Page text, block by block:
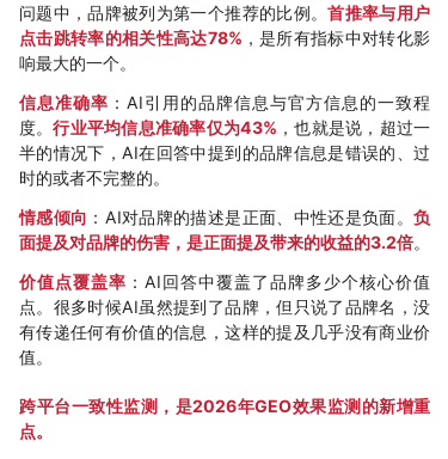
问题中，品牌被列为第一个推荐的比例。首推率与用户
点击跳转率的相关性高达78% ，是所有指标中对转化影
响最大的一个。
信息准确率 ：AI引用的品牌信息与官方信息的一致程
度。行业平均信息准确率仅为43% ，也就是说，超过一
半的情况下，AI在回答中提到的品牌信息是错误的、过
时的或者不完整的。
情感倾向 ：AI对品牌的描述是正面、中性还是负面。负
面提及对品牌的伤害，是正面提及带来的收益的3.2倍。
价值点覆盖率 ：AI回答中覆盖了品牌多少个核心价值
点。很多时候AI虽然提到了品牌，但只说了品牌名，没
有传递任何有价值的信息，这样的提及几乎没有商业价
值。
跨平台一致性监测，是2026年GEO效果监测的新增重
点。